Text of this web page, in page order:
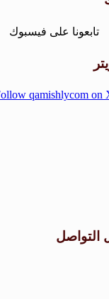
التواصل